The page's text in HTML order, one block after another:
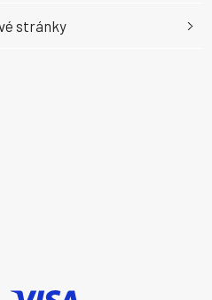
stránky